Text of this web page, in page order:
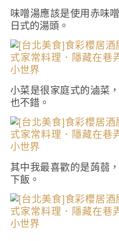
味噌湯應該是使用赤味
日式的湯頭。
小菜是很家庭式的滷菜
也不錯。
其中我最喜歡的是蒟蒻
下飯。